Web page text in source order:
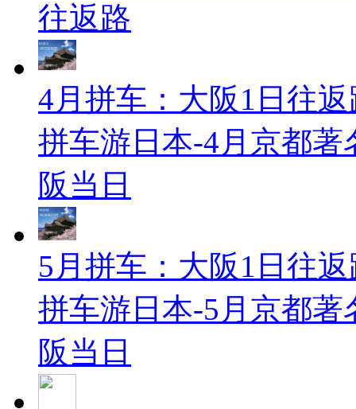
往返路
4月拼车：大阪1日往
拼车游日本-4月京都
阪当日
5月拼车：大阪1日往
拼车游日本-5月京都
阪当日